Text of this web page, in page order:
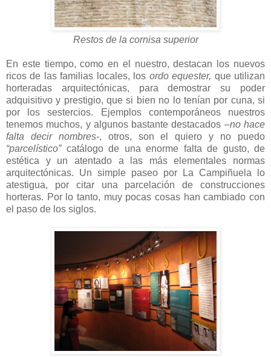
Restos de la cornisa superior
En este tiempo, como en el nuestro, destacan los nuevos
ricos de las familias locales, los ordo equester, que utilizan
horteradas arquitectónicas, para demostrar su poder
adquisitivo y prestigio, que si bien no lo tenían por cuna, si
por los sestercios. Ejemplos contemporáneos nuestros
tenemos muchos, y algunos bastante destacados –no hace
falta decir nombres-, otros, son el quiero y no puedo
“parcelístico” catálogo de una enorme falta de gusto, de
estética y un atentado a las más elementales normas
arquitectónicas. Un simple paseo por La Campiñuela lo
atestigua, por citar una parcelación de construcciones
horteras. Por lo tanto, muy pocas cosas han cambiado con
el paso de los siglos.